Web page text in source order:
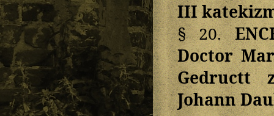
III
§ 20.
Doctor
Gedructt
Johann